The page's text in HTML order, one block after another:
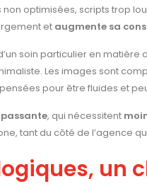
optimisées, scripts trop
et augmente sa
soin particulier en matière
Les images sont
pour être fluides et
, qui nécessitent
tant du côté de l’agence
un